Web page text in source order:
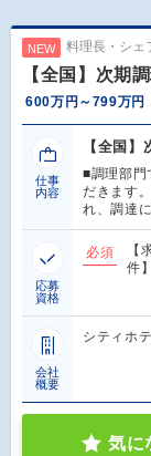
NEW 料理長・シェ
【全国】次期
600万円～799万円
仕事
内容
【全国
■調理部門
だきます
れ、調達
応募
資格
必須
【
件
会社
概要
シティホ
気に